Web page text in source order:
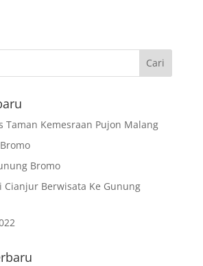
Taman Kemesraan Pujon Malang
Bromo
Cianjur Berwisata Ke Gunung